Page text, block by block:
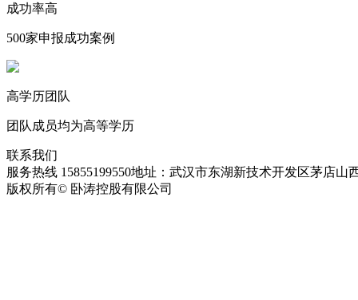
成功率高
500家申报成功案例
高学历团队
团队成员均为高等学历
联系我们
服务热线 15855199550地址：武汉市东湖新技术开发区茅店山
版权所有© 卧涛控股有限公司